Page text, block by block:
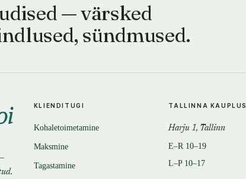
— värsked
sündmused.
KLIENDITUGI
Kohaletoimetamine
Maksmine
Tagastamine
TALLINNA KAUPLUS
Harju 1, Tallinn
E–R 10–19
L–P 10–17